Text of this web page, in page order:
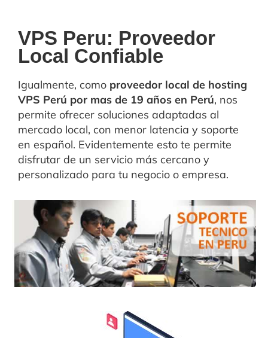
VPS Peru: Proveedor
Local Confiable
Igualmente, como proveedor local de hosting
VPS Perú por mas de 19 años en Perú, nos
permite ofrecer soluciones adaptadas al
mercado local, con menor latencia y soporte
en español. Evidentemente esto te permite
disfrutar de un servicio más cercano y
personalizado para tu negocio o empresa.